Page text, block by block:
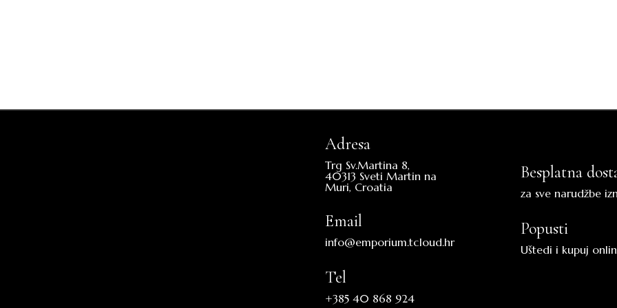
Adresa
Trg Sv.Martina 8,
40313 Sveti Martin na
Muri, Croatia
Email
info@emporium.tcloud.hr
Tel
+385 40 868 924
Besplatna
za sve narudžbe
Popusti
Uštedi i kupuj